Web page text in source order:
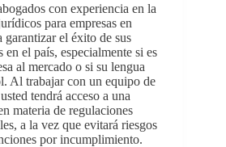
con experiencia en la
para empresas en
garantizar el éxito de sus
en el país, especialmente si es
al mercado o si su lengua
Al trabajar con un equipo de
tendrá acceso a una
materia de regulaciones
a la vez que evitará riesgos
por incumplimiento.